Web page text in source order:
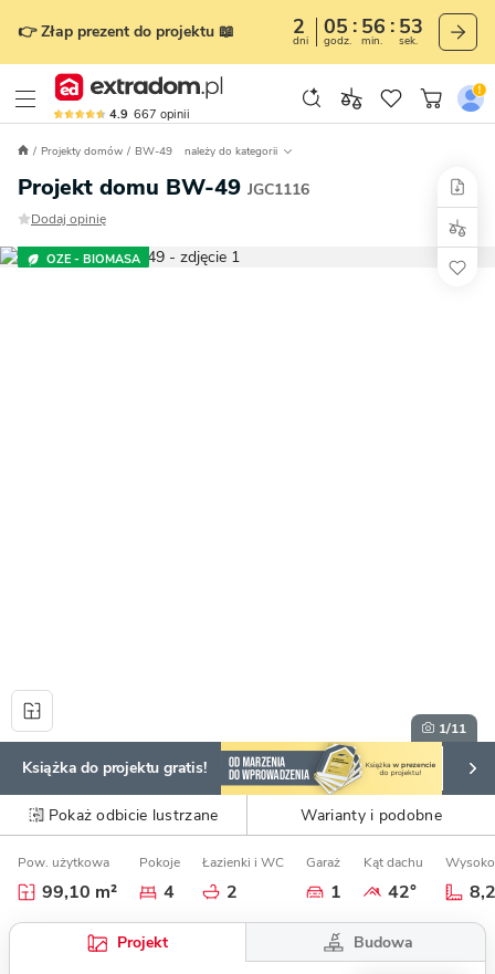
👉 Złap prezent do projektu 📖 2
dni
05
godz.
56
min.
51
sek.
4.9 667 opinii
Projekty domów BW-49 należy do kategorii
Projekt domu BW-49 JGC1116
Dodaj opinię
OZE - BIOMASA
1/11
Książka do projektu gratis!
Pokaż odbicie lustrzane Warianty i podobne
Pow. użytkowa
99,10 m²
Pokoje
4
Łazienki i WC
2
Garaż
1
Kąt dachu
42°
Projekt Budowa